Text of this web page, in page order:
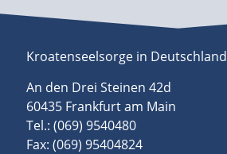
Kroatenseelsorge in Deutschland
An den Drei Steinen 42d
60435 Frankfurt am Main
Tel.: (069) 9540480
Fax: (069) 95404824